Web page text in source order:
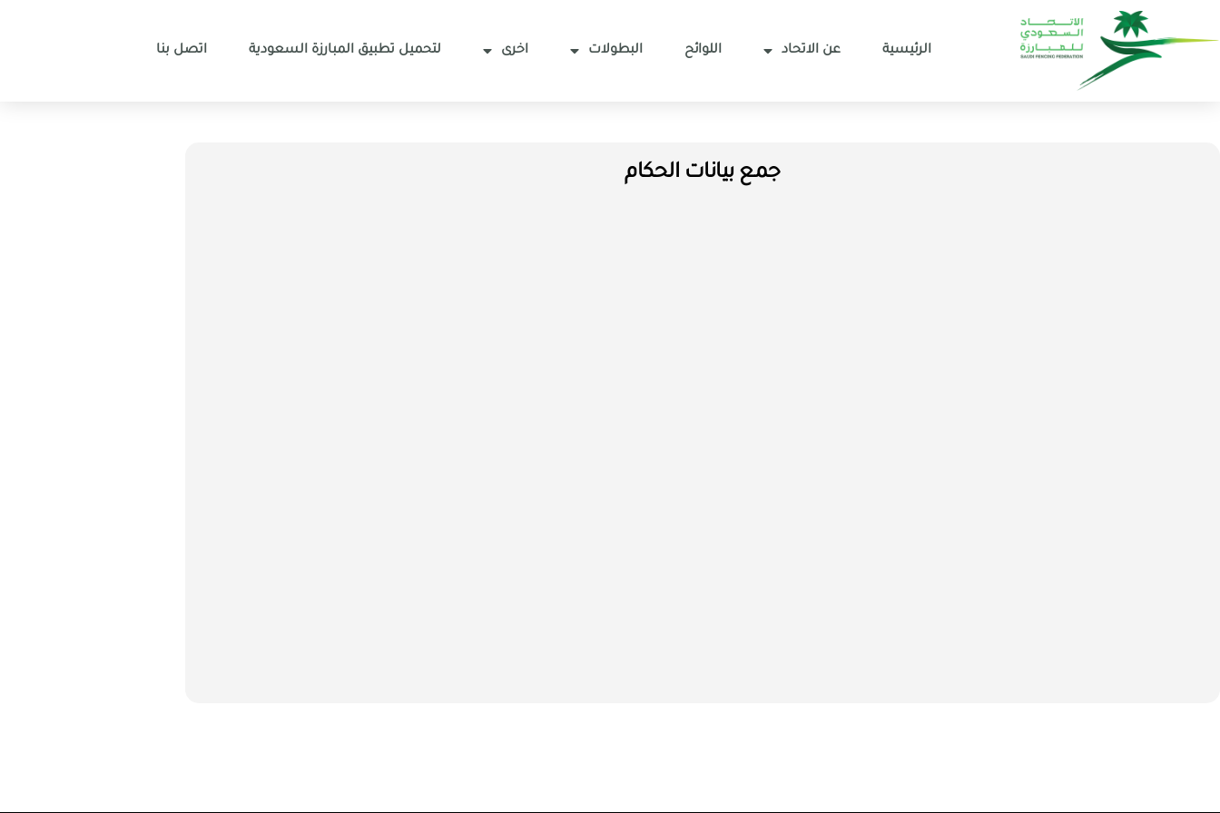
الرئيسية عن الاتحاد اللوائح البطولات اخرى لتحميل تطبيق المبارزة السعودية اتصل بنا
جمع بيانات الحكام